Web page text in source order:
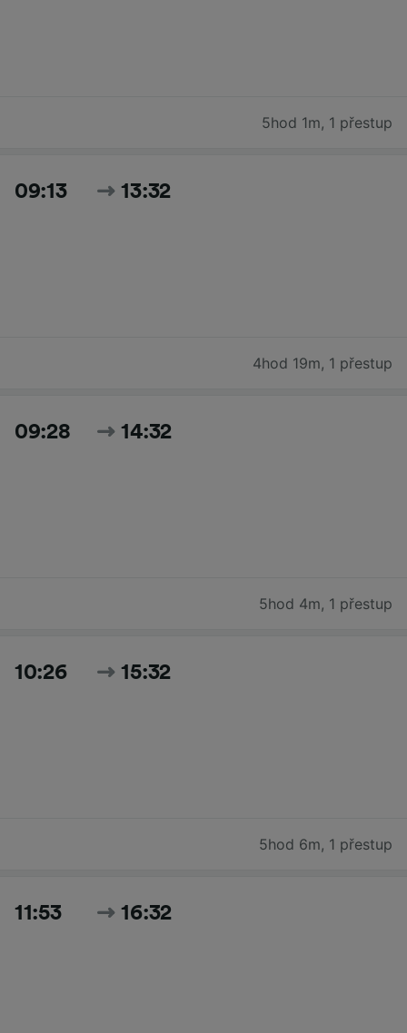
5hod 1m, 1 přestup
09:13 13:32
4hod 19m, 1 přestup
09:28 14:32
5hod 4m, 1 přestup
10:26 15:32
5hod 6m, 1 přestup
11:53 16:32